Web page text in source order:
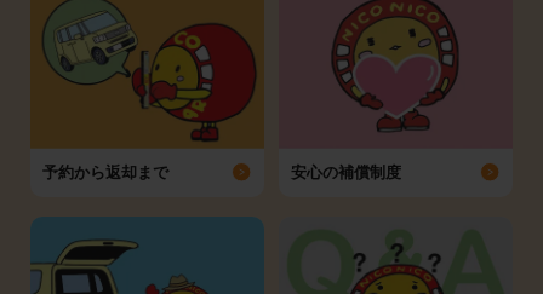
予約から返却まで 安心の補償制度